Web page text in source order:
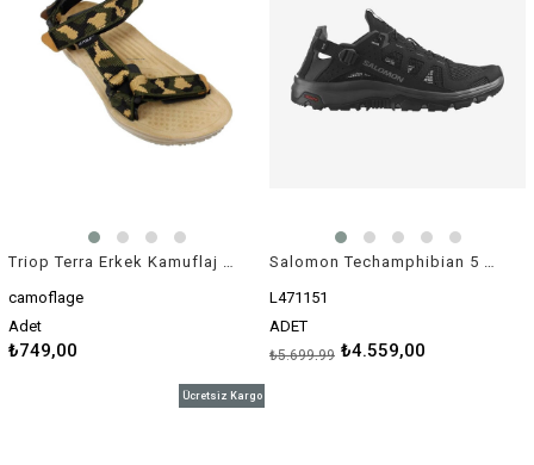
Triop Terra Erkek Kamuflaj Sandalet
camoflage
Adet
₺749,00
Salomon Techamphibian 5 Erkek Su Ayakkabısı Siyah
L471151
ADET
₺4.559,00
₺5.699,99
Ücretsiz Kargo